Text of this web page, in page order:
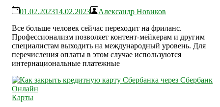
01.02.202314.02.2023
Александр Новиков
Все больше человек сейчас переходит на фриланс.
Профессионализм позволяет контент-мейкерам и другим
специалистам выходить на международный уровень. Для
перечисления оплаты в этом случае используются
интернациональные платежные
Карты